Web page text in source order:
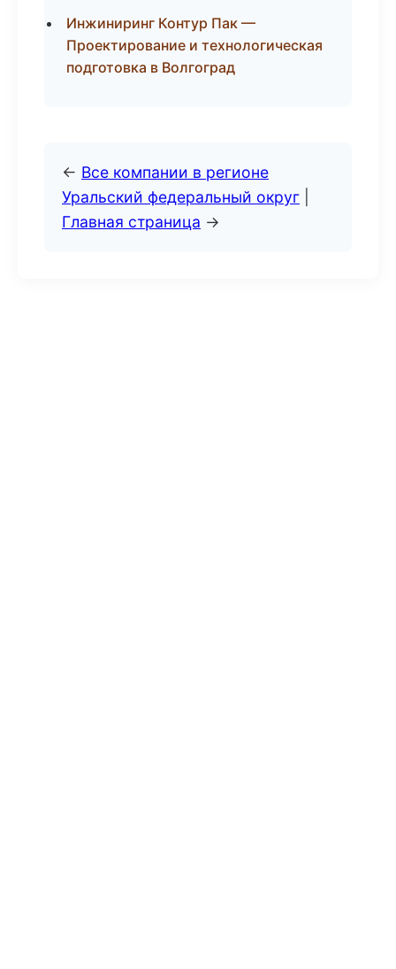
Инжиниринг Контур Пак —
Проектирование и технологическая
подготовка в Волгоград
← Все компании в регионе
Уральский федеральный округ
Главная страница →